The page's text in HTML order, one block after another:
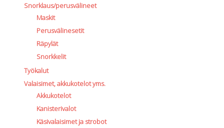
Snorklaus/perusvälineet
Maskit
Perusvälinesetit
Räpylät
Snorkkelit
Työkalut
Valaisimet, akkukotelot yms.
Akkukotelot
Kanisterivalot
Käsivalaisimet ja strobot